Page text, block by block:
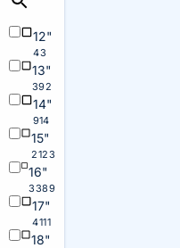
12"
43
13"
392
14"
914
15"
2123
16"
3389
17"
4111
18"